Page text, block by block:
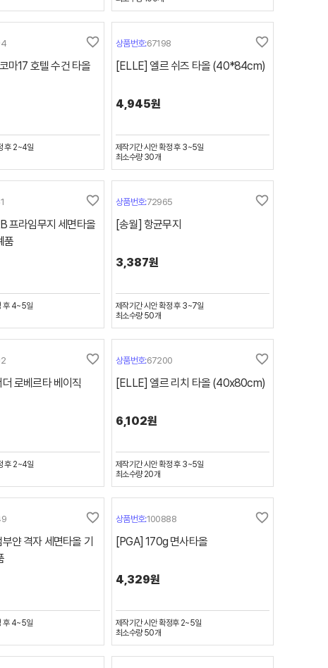
favorite_border
마17 호텔 수건 타올
후 2~4일
상품번호:67198 favorite_border
[ELLE] 엘르 쉬즈 타올 (40*84cm)
4,945원
제작기간시안 확정 후 3~5일
최소수량30개
favorite_border
프라임무지 세면타올
품
후 4~5일
상품번호:72965 favorite_border
[송월] 항균무지
3,387원
제작기간시안 확정 후 3~7일
최소수량50개
favorite_border
로베르타 베이직
후 2~4일
상품번호:67200 favorite_border
[ELLE] 엘르 리치 타올 (40x80cm)
6,102원
제작기간시안 확정 후 3~5일
최소수량20개
favorite_border
얀 격자 세면타올 기
후 4~5일
상품번호:100888 favorite_border
[PGA] 170g 면사타올
4,329원
제작기간시안 확정후 2~5일
최소수량50개